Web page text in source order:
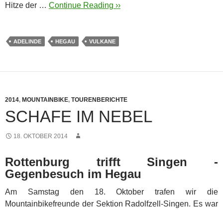
Hitze der … Continue Reading ››
ADELINDE HEGAU VULKANE
2014, MOUNTAINBIKE, TOURENBERICHTE
SCHAFE IM NEBEL
18. OKTOBER 2014
Rottenburg trifft Singen -
Gegenbesuch im Hegau
Am Samstag den 18. Oktober trafen wir die
Mountainbikefreunde der Sektion Radolfzell-Singen. Es war